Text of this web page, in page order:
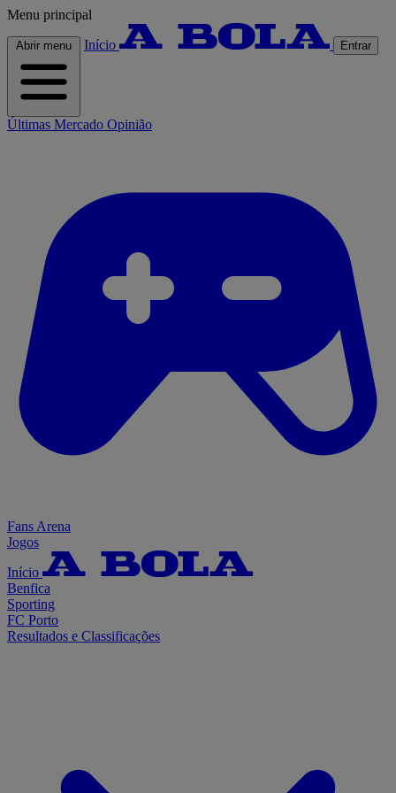
Menu principal
Abrir menu Início Entrar
Últimas Mercado Opinião
Fans Arena
Jogos
Início
Benfica
Sporting
FC Porto
Resultados e Classificações